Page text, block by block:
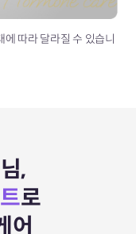
따라 달라질 수 있습니
,
로
어